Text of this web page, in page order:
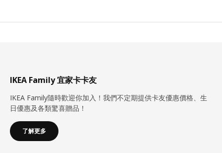
IKEA Family 宜家卡卡友
IKEA Family隨時歡迎你加入！我們不定期提供卡友優惠價格、生
日優惠及各類驚喜贈品！
了解更多